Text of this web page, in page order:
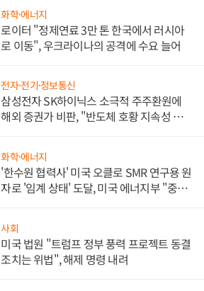
화학·에너지
로이터 "정제연료 3만 톤 한국에서 러시아
로 이동", 우크라이나의 공격에 수요 늘어
전자·전기·정보통신
삼성전자 SK하이닉스 소극적 주주환원에
해외 증권가 비판, "반도체 호황 지속성 의
화학·에너지
'한수원 협력사' 미국 오클로 SMR 연구용 원
자로 '임계 상태' 도달, 미국 에너지부 "중요
사회
미국 법원 "트럼프 정부 풍력 프로젝트 동결
조치는 위법", 해제 명령 내려